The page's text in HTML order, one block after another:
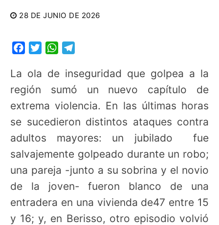
28 DE JUNIO DE 2026
FacebookTwitterWhatsApp
La ola de inseguridad que golpea a la
región sumó un nuevo capítulo de
extrema violencia. En las últimas horas
se sucedieron distintos ataques contra
adultos mayores: un jubilado fue
salvajemente golpeado durante un robo;
una pareja -junto a su sobrina y el novio
de la joven- fueron blanco de una
entradera en una vivienda de47 entre 15
y 16; y, en Berisso, otro episodio volvió